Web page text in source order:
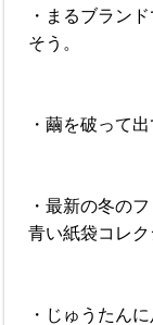
・まるブラン
そう。
・繭を破って
・最新の冬の
青い紙袋コレク
・じゅうたん